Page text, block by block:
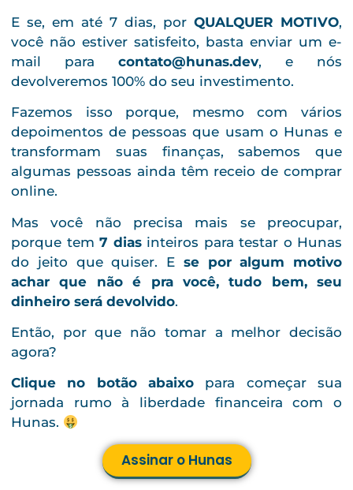
E se, em até 7 dias, por QUALQUER MOTIVO,
você não estiver satisfeito, basta enviar um e-
mail para contato@hunas.dev, e nós
devolveremos 100% do seu investimento.
Fazemos isso porque, mesmo com vários
depoimentos de pessoas que usam o Hunas e
transformam suas finanças, sabemos que
algumas pessoas ainda têm receio de comprar
online.
Mas você não precisa mais se preocupar,
porque tem 7 diasinteiros para testar o Hunas
do jeito que quiser. E se por algum motivo
achar que não é pra você, tudo bem, seu
dinheiro será devolvido.
Então, por que não tomar a melhor decisão
agora?
Clique no botão abaixo para começar sua
jornada rumo à liberdade financeira com o
Hunas.
Assinar o Hunas